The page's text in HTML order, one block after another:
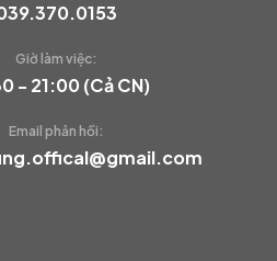
Giờ làm việc:
- 21:00 (Cả CN)
Email phản hồi: